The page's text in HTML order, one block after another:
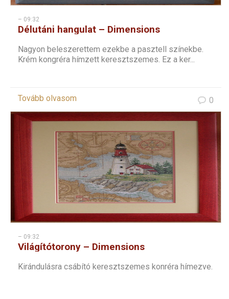
– 09:32
Délutáni hangulat – Dimensions
Nagyon beleszerettem ezekbe a pasztell színekbe.
Krém kongréra hímzett keresztszemes. Ez a ker...
Tovább olvasom 0
– 09:32
Világítótorony – Dimensions
Kirándulásra csábító keresztszemes konréra hímezve.